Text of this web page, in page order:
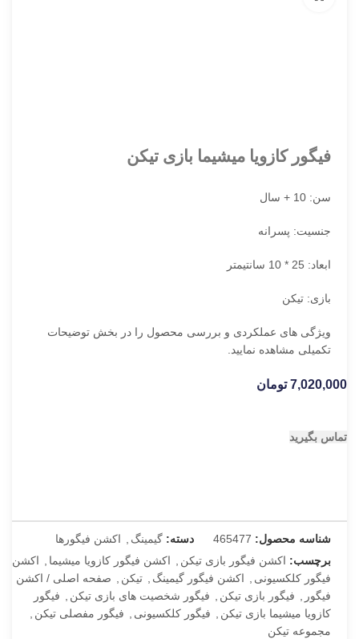
فیگور کازویا میشیما بازی تیکن
سن: 10 + سال
جنسیت: پسرانه
ابعاد: 25 * 10 سانتیمتر
بازی: تیکن
ویژگی های عملکردی و بررسی محصول را در بخش توضیحات
تکمیلی مشاهده نمایید.
7,020,000 تومان
تماس بگیرید
شناسه محصول: 465477 دسته: گیمینگ , اکشن فیگورها
برچسب: اکشن فیگور بازی تیکن , اکشن فیگور کازویا میشیما , اکشن
فیگور کلکسیونی , اکشن فیگور گیمینگ , تیکن , صفحه اصلی / اکشن
فیگور , فیگور بازی تیکن , فیگور شخصیت های بازی تیکن , فیگور
کازویا میشیما بازی تیکن , فیگور کلکسیونی , فیگور مفصلی تیکن ,
مجموعه تیکن